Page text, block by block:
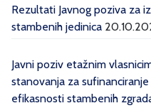
Rezultati Javnog poziva za
stambenih jedinica
Javni poziv etažnim
stanovanja za
efikasnosti stambenih